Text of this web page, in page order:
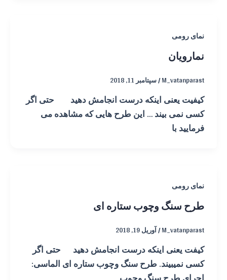
نمای رومی
نمارویان
M_vatanparast
/سپتامبر 11, 2018
کیفیت یعنی اینکه درست انجامش دهید حتی اگر
کسی نمی بیند … این طرح هایی که مشاهده می
فرمایید با
نمای رومی
طرح سنگ وچوب ستاره ای
M_vatanparast
/آوریل 19, 2018
کیفت یعنی اینکه درست انجامش دهید حتی اگر
کسی نمیبیند. طرح سنگ وچوب ستاره ای الماسی: